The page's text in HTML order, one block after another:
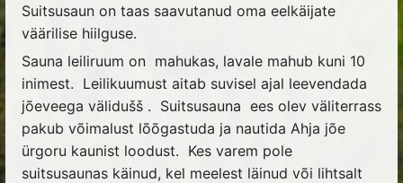
Suitsusaun on taas saavutanud oma eelkäijate
väärilise hiilguse.
Sauna leiliruum on mahukas, lavale mahub kuni 10
inimest. Leilikuumust aitab suvisel ajal leevendada
jõeveega välidušš . Suitsusauna ees olev väliterrass
pakub võimalust lõõgastuda ja nautida Ahja jõe
ürgoru kaunist loodust. Kes varem pole
suitsusaunas käinud, kel meelest läinud või lihtsalt